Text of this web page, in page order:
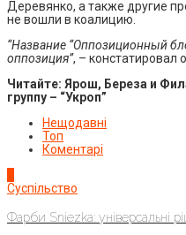
Деревянко, а также другие
не вошли в коалицию.
“Название “Оппозиционный
оппозиция”, – констатировал
Читайте: Ярош, Береза и
группу – “Укроп”
Нещодавні
Топ
Коментарі
Суспільство
Фарби Sniezka: універсальні